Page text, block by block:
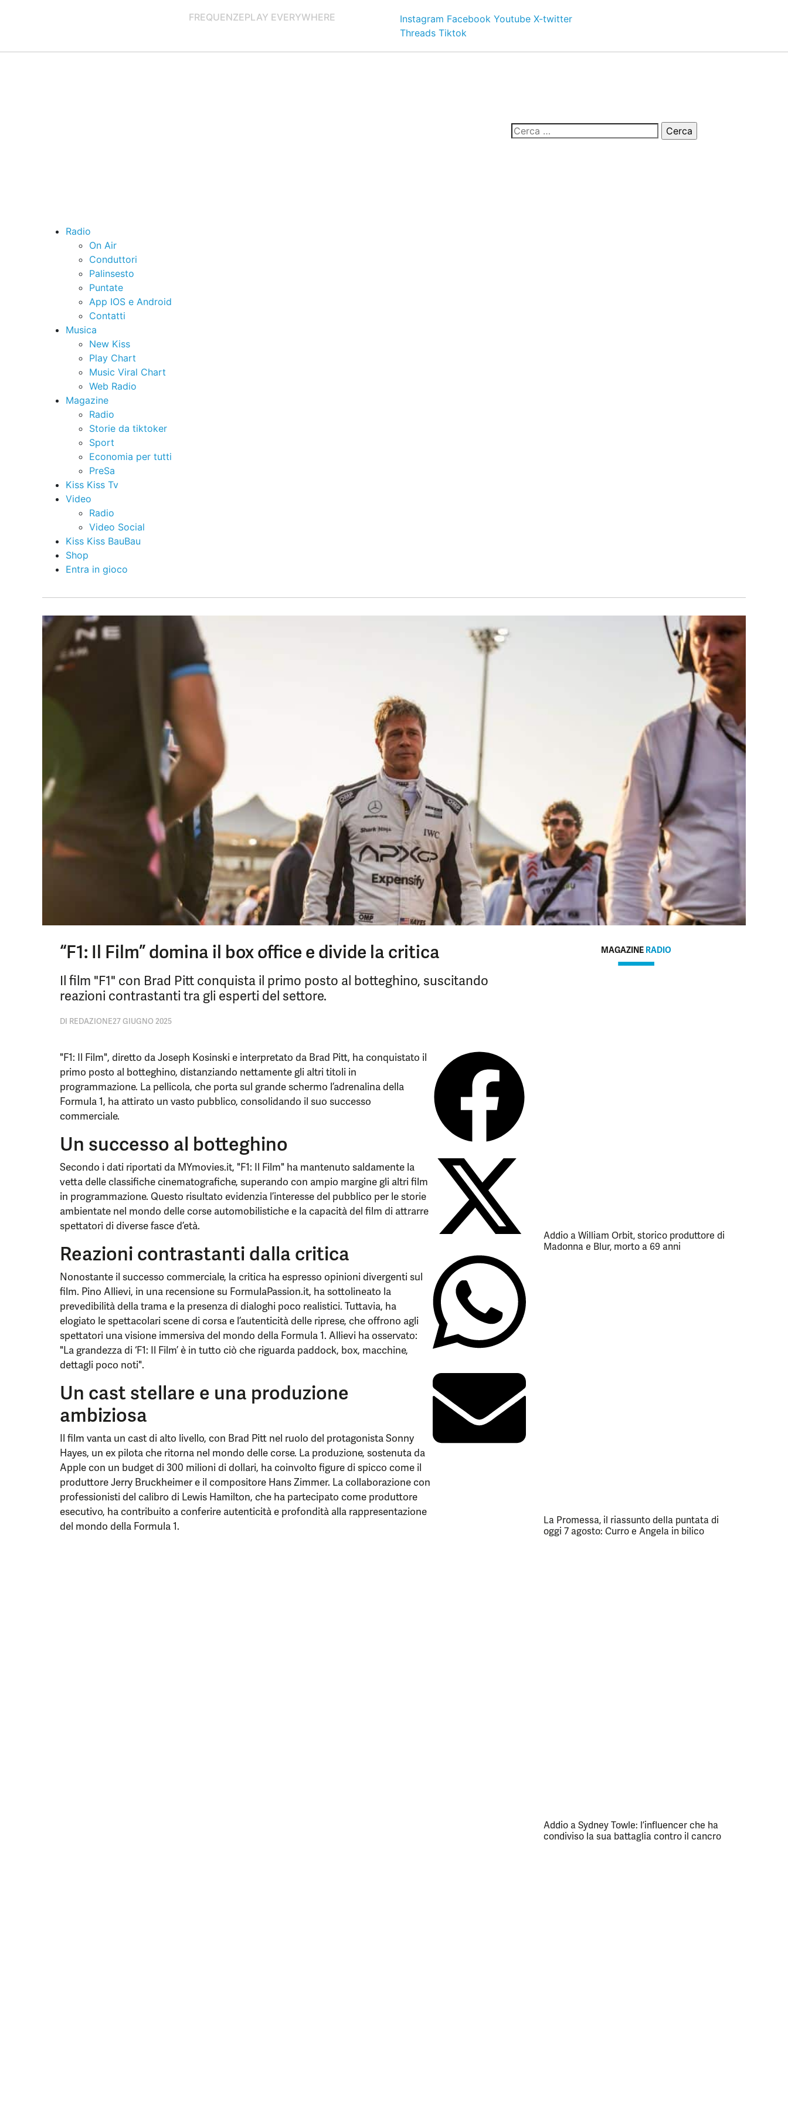
FREQUENZEPLAY EVERYWHERE Instagram Facebook Youtube X-twitter
Threads Tiktok
Radio
On Air
Conduttori
Palinsesto
Puntate
App IOS e Android
Contatti
Musica
New Kiss
Play Chart
Music Viral Chart
Web Radio
Magazine
Radio
Storie da tiktoker
Sport
Economia per tutti
PreSa
Kiss Kiss Tv
Video
Radio
Video Social
Kiss Kiss BauBau
Shop
Entra in gioco
“F1: Il Film” domina il box office e divide la critica
Il film "F1" con Brad Pitt conquista il primo posto al botteghino, suscitando
reazioni contrastanti tra gli esperti del settore.
DI REDAZIONE27 GIUGNO 2025
"F1: Il Film", diretto da Joseph Kosinski e interpretato da Brad Pitt, ha conquistato il
primo posto al botteghino, distanziando nettamente gli altri titoli in
programmazione. La pellicola, che porta sul grande schermo l’adrenalina della
Formula 1, ha attirato un vasto pubblico, consolidando il suo successo
commerciale.
Un successo al botteghino
Secondo i dati riportati da MYmovies.it, "F1: Il Film" ha mantenuto saldamente la
vetta delle classifiche cinematografiche, superando con ampio margine gli altri film
in programmazione. Questo risultato evidenzia l’interesse del pubblico per le storie
ambientate nel mondo delle corse automobilistiche e la capacità del film di attrarre
spettatori di diverse fasce d’età.
Reazioni contrastanti dalla critica
Nonostante il successo commerciale, la critica ha espresso opinioni divergenti sul
film. Pino Allievi, in una recensione su FormulaPassion.it, ha sottolineato la
prevedibilità della trama e la presenza di dialoghi poco realistici. Tuttavia, ha
elogiato le spettacolari scene di corsa e l’autenticità delle riprese, che offrono agli
spettatori una visione immersiva del mondo della Formula 1. Allievi ha osservato:
"La grandezza di ‘F1: Il Film’ è in tutto ciò che riguarda paddock, box, macchine,
dettagli poco noti".
Un cast stellare e una produzione
ambiziosa
Il film vanta un cast di alto livello, con Brad Pitt nel ruolo del protagonista Sonny
Hayes, un ex pilota che ritorna nel mondo delle corse. La produzione, sostenuta da
Apple con un budget di 300 milioni di dollari, ha coinvolto figure di spicco come il
produttore Jerry Bruckheimer e il compositore Hans Zimmer. La collaborazione con
professionisti del calibro di Lewis Hamilton, che ha partecipato come produttore
esecutivo, ha contribuito a conferire autenticità e profondità alla rappresentazione
del mondo della Formula 1.
MAGAZINE RADIO
Addio a William Orbit, storico produttore di
Madonna e Blur, morto a 69 anni
La Promessa, il riassunto della puntata di
oggi 7 agosto: Curro e Angela in bilico
Addio a Sydney Towle: l’influencer che ha
condiviso la sua battaglia contro il cancro